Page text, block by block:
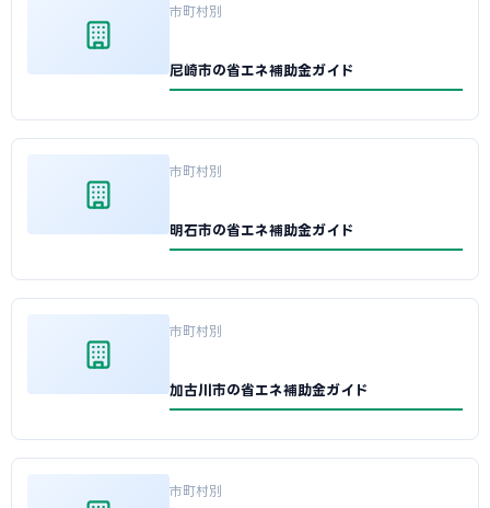
市町村別
尼崎市の省エネ補助金ガイド
市町村別
明石市の省エネ補助金ガイド
市町村別
加古川市の省エネ補助金ガイド
市町村別